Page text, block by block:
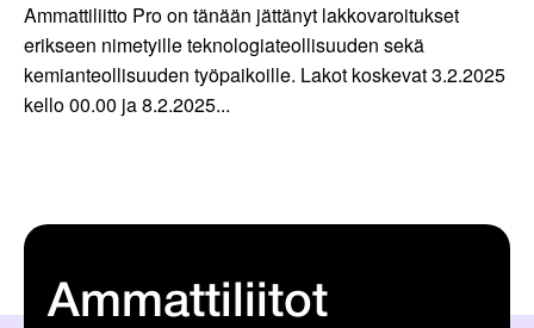
Ammattiliitto Pro on tänään jättänyt lakkovaroitukset
erikseen nimetyille teknologiateollisuuden sekä
kemianteollisuuden työpaikoille. Lakot koskevat 3.2.2025
kello 00.00 ja 8.2.2025...
Ammattiliitot